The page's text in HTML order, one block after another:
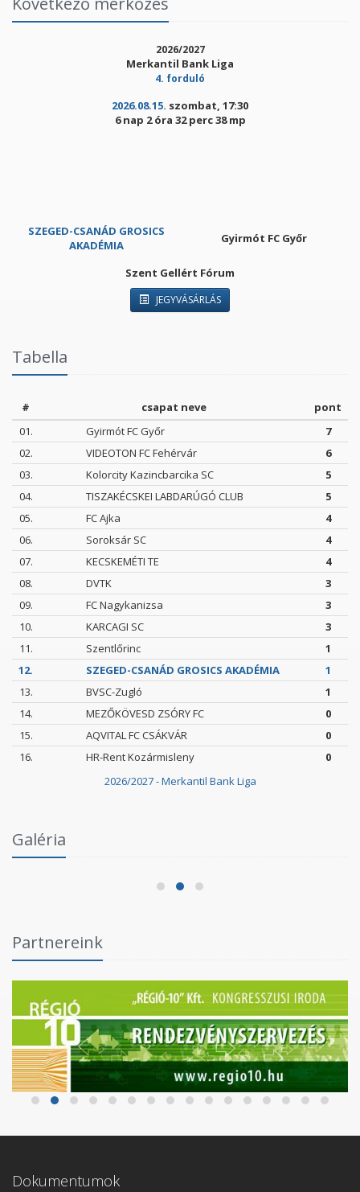
2026/2027
Merkantil Bank Liga
4. forduló
2026.08.15. szombat, 17:30
6 nap 2 óra 32 perc 38 mp
SZEGED-CSANÁD GROSICS
AKADÉMIA
Gyirmót FC Győr
Szent Gellért Fórum
JEGYVÁSÁRLÁS
Tabella
2026/2027 - Merkantil Bank Liga
# csapat neve
pont
01.
Gyirmót FC Győr
7
02.
VIDEOTON FC Fehérvár
6
03.
Kolorcity Kazincbarcika SC
5
04.
TISZAKÉCSKEI LABDARÚGÓ CLUB
5
05.
FC Ajka
4
06.
Soroksár SC
4
07.
KECSKEMÉTI TE
4
08.
DVTK
3
09.
FC Nagykanizsa
3
10.
KARCAGI SC
3
11.
Szentlőrinc
1
12.
SZEGED-CSANÁD GROSICS AKADÉMIA
1
13.
BVSC-Zugló
1
14.
MEZŐKÖVESD ZSÓRY FC
0
15.
AQVITAL FC CSÁKVÁR
0
16.
HR-Rent Kozármisleny 0
Galéria
Fórumban
2026.06.03.
Partnereink
Dokumentumok